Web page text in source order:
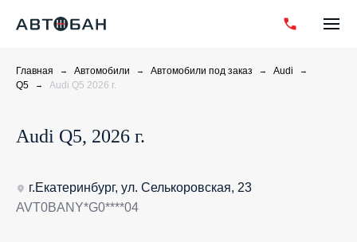
Главная Автомобили Автомобили под заказ
Audi
Q5
Audi Q5 2026 г.
Audi Q5, 2026 г.
г.Екатеринбург, ул. Селькоровская, 23
AVT0BANY*G0****04